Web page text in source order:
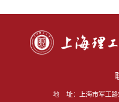
地 址：
上海市军工